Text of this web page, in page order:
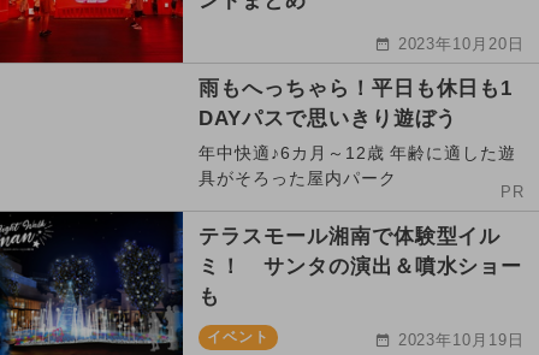
2023年10月20日
雨もへっちゃら！平日も休日も1
DAYパスで思いきり遊ぼう
年中快適♪6カ月～12歳 年齢に適した遊
具がそろった屋内パーク
PR
テラスモール湘南で体験型イル
ミ！ サンタの演出＆噴水ショー
も
イベント 2023年10月19日